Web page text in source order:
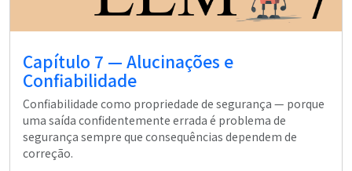
Capítulo 7 — Alucinações e
Confiabilidade
Confiabilidade como propriedade de segurança — porque
uma saída confidentemente errada é problema de
segurança sempre que consequências dependem de
correção.